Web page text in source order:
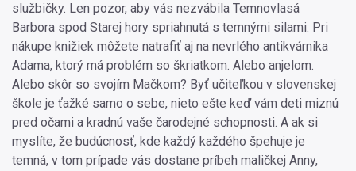
službičky. Len pozor, aby vás nezvábila Temnovlasá
Barbora spod Starej hory spriahnutá s temnými silami. Pri
nákupe knižiek môžete natrafiť aj na nevrlého antikvárnika
Adama, ktorý má problém so škriatkom. Alebo anjelom.
Alebo skôr so svojím Mačkom? Byť učiteľkou v slovenskej
škole je ťažké samo o sebe, nieto ešte keď vám deti miznú
pred očami a kradnú vaše čarodejné schopnosti. A ak si
myslíte, že budúcnosť, kde každý každého špehuje je
temná, v tom prípade vás dostane príbeh maličkej Anny,